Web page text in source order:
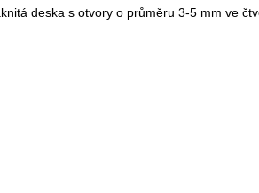
deska s otvory o průměru 3-5 mm ve